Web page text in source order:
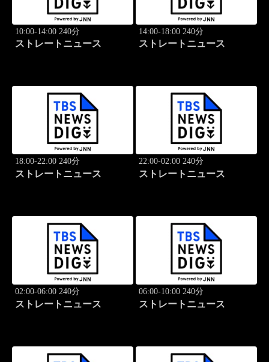
10:00-14:00 240分
ストレートニュース
14:00-18:00 240分
ストレートニュース
18:00-22:00 240分
ストレートニュース
22:00-02:00 240分
ストレートニュース
02:00-06:00 240分
ストレートニュース
06:00-10:00 240分
ストレートニュース